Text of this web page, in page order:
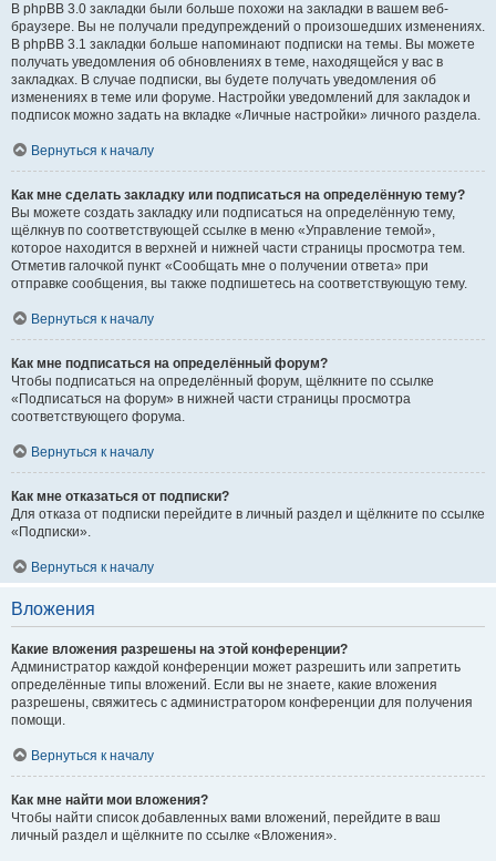
В phpBB 3.0 закладки были больше похожи на закладки в вашем веб-
браузере. Вы не получали предупреждений о произошедших изменениях.
В phpBB 3.1 закладки больше напоминают подписки на темы. Вы можете
получать уведомления об обновлениях в теме, находящейся у вас в
закладках. В случае подписки, вы будете получать уведомления об
изменениях в теме или форуме. Настройки уведомлений для закладок и
подписок можно задать на вкладке «Личные настройки» личного раздела.
Вернуться к началу
Как мне сделать закладку или подписаться на определённую тему?
Вы можете создать закладку или подписаться на определённую тему,
щёлкнув по соответствующей ссылке в меню «Управление темой»,
которое находится в верхней и нижней части страницы просмотра тем.
Отметив галочкой пункт «Сообщать мне о получении ответа» при
отправке сообщения, вы также подпишетесь на соответствующую тему.
Вернуться к началу
Как мне подписаться на определённый форум?
Чтобы подписаться на определённый форум, щёлкните по ссылке
«Подписаться на форум» в нижней части страницы просмотра
соответствующего форума.
Вернуться к началу
Как мне отказаться от подписки?
Для отказа от подписки перейдите в личный раздел и щёлкните по ссылке
«Подписки».
Вернуться к началу
Вложения
Какие вложения разрешены на этой конференции?
Администратор каждой конференции может разрешить или запретить
определённые типы вложений. Если вы не знаете, какие вложения
разрешены, свяжитесь с администратором конференции для получения
помощи.
Вернуться к началу
Как мне найти мои вложения?
Чтобы найти список добавленных вами вложений, перейдите в ваш
личный раздел и щёлкните по ссылке «Вложения».